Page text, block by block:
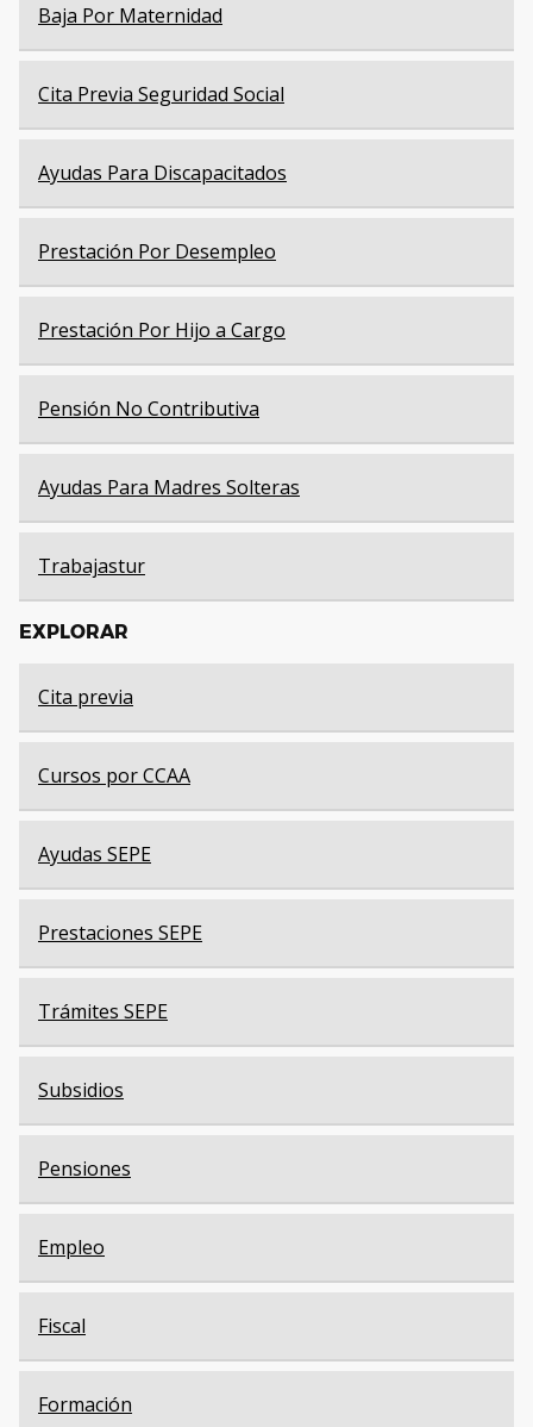
Baja Por Maternidad
Cita Previa Seguridad Social
Ayudas Para Discapacitados
Prestación Por Desempleo
Prestación Por Hijo a Cargo
Pensión No Contributiva
Ayudas Para Madres Solteras
Trabajastur
EXPLORAR
Cita previa
Cursos por CCAA
Ayudas SEPE
Prestaciones SEPE
Trámites SEPE
Subsidios
Pensiones
Empleo
Fiscal
Formación